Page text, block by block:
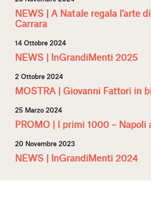
NEWS | A Natale regala l’arte
Carrara
14 Ottobre 2024
NEWS | InGrandiMenti 2025
2 Ottobre 2024
MOSTRA | Giovanni Fattori in
25 Marzo 2024
PROMO | I primi 1000 – Napoli
20 Novembre 2023
NEWS | InGrandiMenti 2024